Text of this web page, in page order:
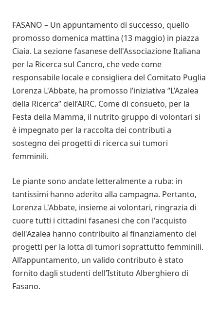
FASANO – Un appuntamento di successo, quello
promosso domenica mattina (13 maggio) in piazza
Ciaia. La sezione fasanese dell'Associazione Italiana
per la Ricerca sul Cancro, che vede come
responsabile locale e consigliera del Comitato Puglia
Lorenza L'Abbate, ha promosso l’iniziativa “L’Azalea
della Ricerca” dell’AIRC. Come di consueto, per la
Festa della Mamma, il nutrito gruppo di volontari si
è impegnato per la raccolta dei contributi a
sostegno dei progetti di ricerca sui tumori
femminili.
Le piante sono andate letteralmente a ruba: in
tantissimi hanno aderito alla campagna. Pertanto,
Lorenza L'Abbate, insieme ai volontari, ringrazia di
cuore tutti i cittadini fasanesi che con l'acquisto
dell'Azalea hanno contribuito al finanziamento dei
progetti per la lotta di tumori soprattutto femminili.
All’appuntamento, un valido contributo è stato
fornito dagli studenti dell’Istituto Alberghiero di
Fasano.